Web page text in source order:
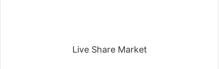
Live Share Market